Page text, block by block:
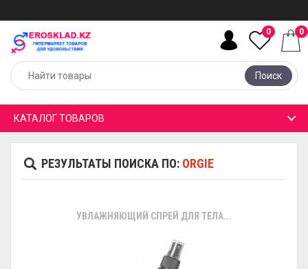
Поиск
0 0
КАТАЛОГ ТОВАРОВ
РЕЗУЛЬТАТЫ ПОИСКА ПО: ORGIE
УВЛАЖНЯЮЩИЙ СПРЕЙ ДЛЯ ТЕЛА...